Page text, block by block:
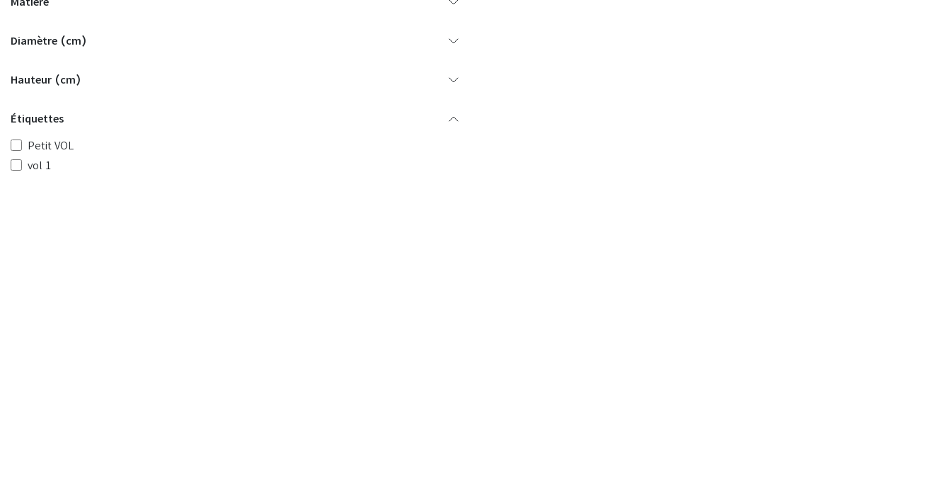
Rétro
tecko
Bam
Eko
Big
Déco
Diamètre (cm)
Hauteur (cm)
Étiquettes
Petit VOL
vol 1